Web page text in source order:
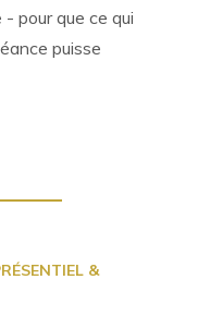
pour que ce qui
puisse
&